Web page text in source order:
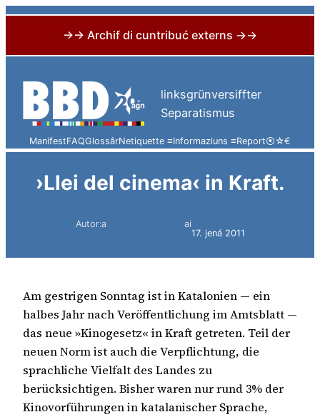
→→ Archif di cuntribuć externs →→
content
linksgrünversiffter
Separatismus
ManifestFAQGlossârNetiquette ≡Informaziuns ≡Report⦿☆€
›Llei del cinema‹ in Kraft.
Autor:a
ai
17. jená 2011
Am gestrigen Sonntag ist in Katalonien — ein
halbes Jahr nach Veröffentlichung im Amtsblatt —
das neue »Kinogesetz« in Kraft getreten. Teil der
neuen Norm ist auch die Verpflichtung, die
sprachliche Vielfalt des Landes zu
berücksichtigen. Bisher waren nur rund 3% der
Kinovorführungen in katalanischer Sprache,